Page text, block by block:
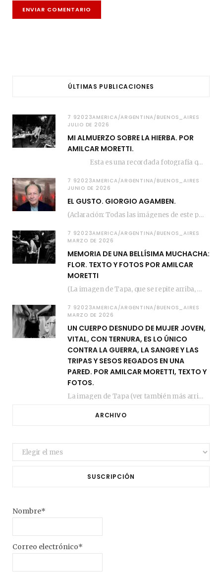
ÚLTIMAS PUBLICACIONES
7 92023AMERICA/ARGENTINA/BUENOS_AIRES
JULIO DE 2026
MI ALMUERZO SOBRE LA HIERBA. POR
AMILCAR MORETTI.
Esta es una recordada fotografía que registré…
7 92023AMERICA/ARGENTINA/BUENOS_AIRES
JUNIO DE 2026
EL GUSTO. GIORGIO AGAMBEN.
(Aclaración: Todas las imágenes de este posteo fueron tomadas de Bloghemia.com, y todos los…
7 92023AMERICA/ARGENTINA/BUENOS_AIRES
MARZO DE 2026
MEMORIA DE UNA BELLÍSIMA MUCHACHA:
FLOR. TEXTO Y FOTOS POR AMILCAR
MORETTI
(La imagen de Tapa, que se repite arriba, fue compuesta por Amilcar Moretti el viernes…
7 92023AMERICA/ARGENTINA/BUENOS_AIRES
MARZO DE 2026
UN CUERPO DESNUDO DE MUJER JOVEN,
VITAL, CON TERNURA, ES LO ÚNICO
CONTRA LA GUERRA, LA SANGRE Y LAS
TRIPAS Y SESOS REGADOS EN UNA
PARED. POR AMILCAR MORETTI, TEXTO Y
FOTOS.
La imagen de Tapa (ver también más arriba) fue compuesta en estos días de febrero…
ARCHIVO
Archivo
SUSCRIPCIÓN
Nombre*
Correo electrónico*